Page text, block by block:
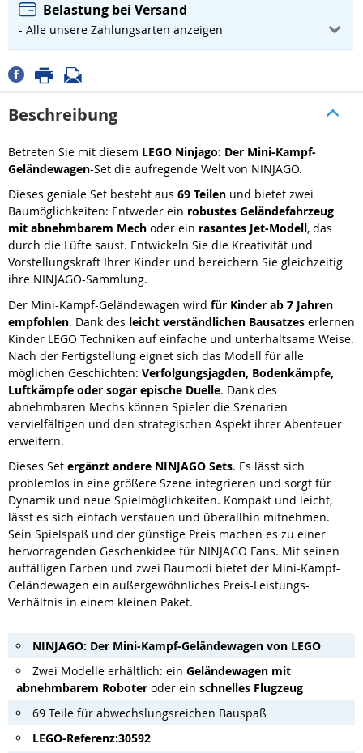
Belastung bei Versand
- Alle unsere Zahlungsarten anzeigen
Beschreibung
Betreten Sie mit diesem LEGO Ninjago: Der Mini-Kampf-
Geländewagen-Set die aufregende Welt von NINJAGO.
Dieses geniale Set besteht aus 69 Teilen und bietet zwei
Baumöglichkeiten: Entweder ein robustes Geländefahrzeug
mit abnehmbarem Mech oder ein rasantes Jet-Modell, das
durch die Lüfte saust. Entwickeln Sie die Kreativität und
Vorstellungskraft Ihrer Kinder und bereichern Sie gleichzeitig
ihre NINJAGO-Sammlung.
Der Mini-Kampf-Geländewagen wird für Kinder ab 7 Jahren
empfohlen. Dank des leicht verständlichen Bausatzes erlernen
Kinder LEGO Techniken auf einfache und unterhaltsame Weise.
Nach der Fertigstellung eignet sich das Modell für alle
möglichen Geschichten: Verfolgungsjagden, Bodenkämpfe,
Luftkämpfe oder sogar epische Duelle. Dank des
abnehmbaren Mechs können Spieler die Szenarien
vervielfältigen und den strategischen Aspekt ihrer Abenteuer
erweitern.
Dieses Set ergänzt andere NINJAGO Sets. Es lässt sich
problemlos in eine größere Szene integrieren und sorgt für
Dynamik und neue Spielmöglichkeiten. Kompakt und leicht,
lässt es sich einfach verstauen und überallhin mitnehmen.
Sein Spielspaß und der günstige Preis machen es zu einer
hervorragenden Geschenkidee für NINJAGO Fans. Mit seinen
auffälligen Farben und zwei Baumodi bietet der Mini-Kampf-
Geländewagen ein außergewöhnliches Preis-Leistungs-
Verhältnis in einem kleinen Paket.
NINJAGO: Der Mini-Kampf-Geländewagen von LEGO
Zwei Modelle erhältlich: ein Geländewagen mit
abnehmbarem Roboter oder ein schnelles Flugzeug
69 Teile für abwechslungsreichen Bauspaß
LEGO-Referenz:30592